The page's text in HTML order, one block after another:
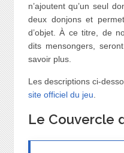
n’ajoutent qu’un seul
deux donjons et
d’objet. À ce titre, de
dits mensongers,
savoir plus.
Les descriptions ci-
site officiel du jeu
Le Couvercle